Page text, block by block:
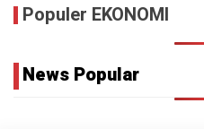
Populer EKONOMI
News Popular